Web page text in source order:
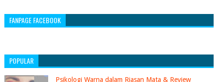
FANPAGE FACEBOOK
POPULAR
Psikologi Warna dalam Riasan Mata & Review